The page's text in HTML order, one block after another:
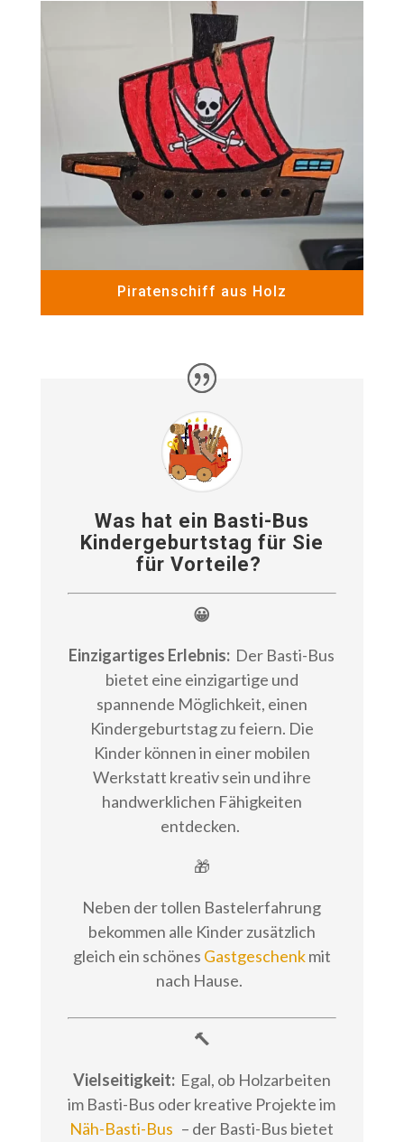
Piratenschiff aus Holz
Was hat ein Basti-Bus
Kindergeburtstag für Sie
für Vorteile?
😀
Einzigartiges Erlebnis: Der Basti-Bus
bietet eine einzigartige und
spannende Möglichkeit, einen
Kindergeburtstag zu feiern. Die
Kinder können in einer mobilen
Werkstatt kreativ sein und ihre
handwerklichen Fähigkeiten
entdecken.
🎁
Neben der tollen Bastelerfahrung
bekommen alle Kinder zusätzlich
gleich ein schönes Gastgeschenkmit
nach Hause.
🔨
Vielseitigkeit: Egal, ob Holzarbeiten
im Basti-Bus oder kreative Projekte im
Näh-Basti-Bus – der Basti-Bus bietet